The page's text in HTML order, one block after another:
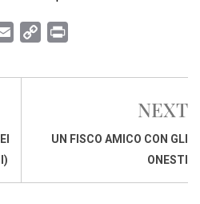
a
p
i
NEXT
UN FISCO AMICO CON GLI
ONESTI